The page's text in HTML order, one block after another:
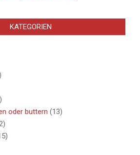
KATEGORIEN
oder buttern (13)